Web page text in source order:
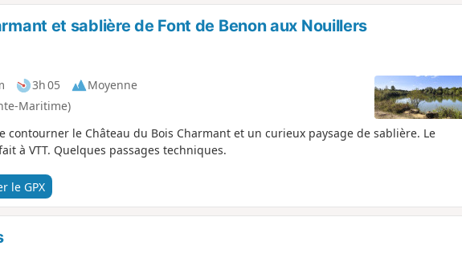
et sablière de Font de Benon aux Nouillers
3h 05
Moyenne
Maritime)
contourner le Château du Bois Charmant et un curieux paysage de sablière. Le
à VTT. Quelques passages techniques.
le GPX